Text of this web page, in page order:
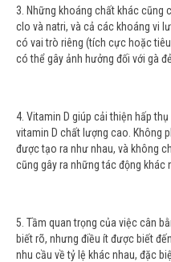
3. Những khoáng chất khác cũng
clo và natri, và cả các khoáng vi
có vai trò riêng (tích cực hoặc
có thể gây ảnh hưởng đối với gà
4. Vitamin D giúp cải thiện hấp
vitamin D chất lượng cao. Không
được tạo ra như nhau, và không
cũng gây ra những tác động khác
5. Tầm quan trọng của việc cân
biết rõ, nhưng điều ít được biết
nhu cầu về tỷ lệ khác nhau, đặc